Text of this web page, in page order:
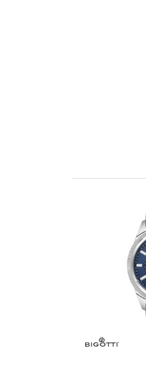
Materijal narukvice
Boja kućišta